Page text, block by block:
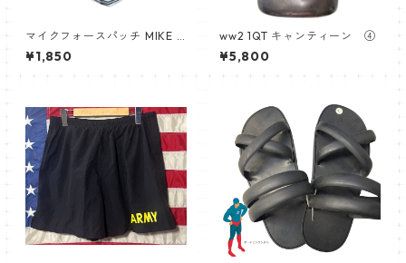
マイクフォースパッチ MIKE F
orce 南ベトナム製 ARVN
¥1,850
ww2 1QT キャンティーン ④
¥5,800